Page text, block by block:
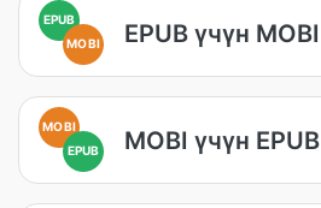
EPUB
MOBI
EPUB үчүн MOBI
MOBI
EPUB
MOBI үчүн EPUB